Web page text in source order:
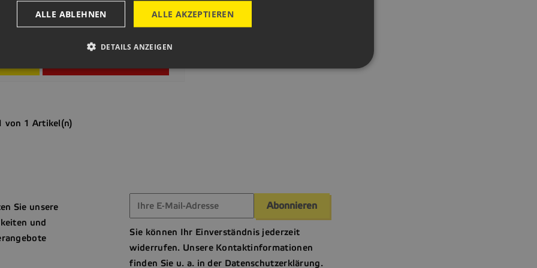
CZK
Vorschau
von 1 Artikel(n)
Sie unsere
und
Sie können Ihr Einverständnis jederzeit
widerrufen. Unsere Kontaktinformationen
finden Sie u. a. in der Datenschutzerklärung.
ALLE AKZEPTIEREN
ALLE ABLEHNEN
DETAILS ANZEIGEN